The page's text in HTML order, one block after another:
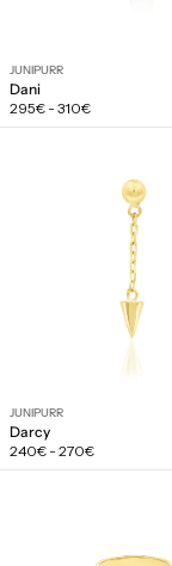
JUNIPURR
Dani
Prix
régulier
295€ - 310€
JUNIPURR
Darcy
Prix
régulier
240€ - 270€